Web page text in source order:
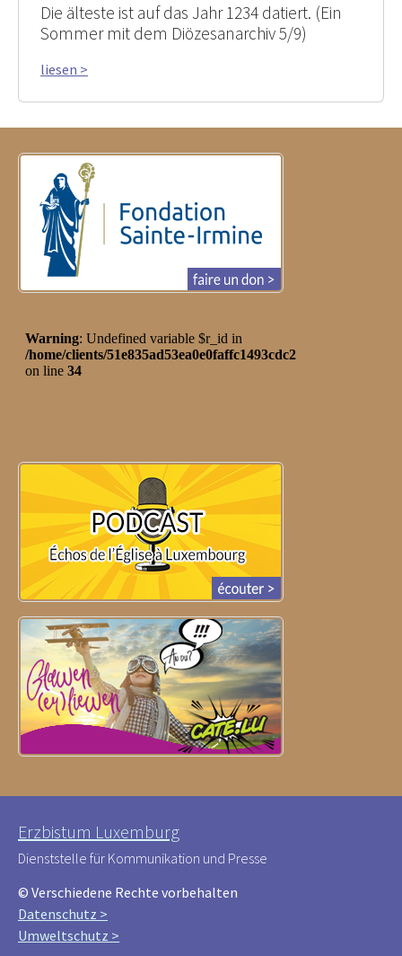
Die älteste ist auf das Jahr 1234 datiert. (Ein
Sommer mit dem Diözesanarchiv 5/9)
liesen >
Erzbistum Luxemburg
Dienststelle für Kommunikation und Presse
© Verschiedene Rechte vorbehalten
Datenschutz >
Umweltschutz >